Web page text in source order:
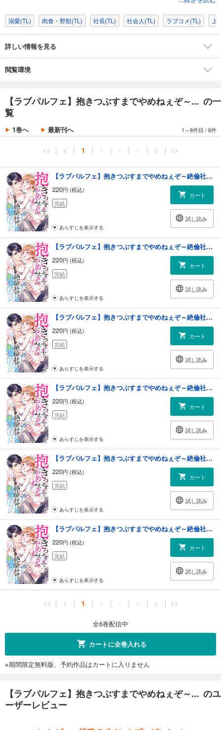
※本書は「ラブパルフェVOL.35」に収録されています。重複購入にご注意
ください。
溺愛(TL) 肉食・野獣(TL) 社長(TL) 社会人(TL) ラブコメ(TL) 上
詳しい情報を見る
閲覧環境
【ラブパルフェ】抱きつぶすまでやめねぇぞ～... の一
覧
1巻へ 最新刊へ 1～6件目 /6件
<< < 1 ・ ・ ・ > >>
【ラブパルフェ】抱きつぶすまでやめねぇぞ～絶倫社長と蜜甘マリッジ 1
220円 (税込)
完結
カート
試し読み
あらすじを表示する
【ラブパルフェ】抱きつぶすまでやめねぇぞ～絶倫社長と蜜甘マリッジ 2
220円 (税込)
完結
カート
試し読み
あらすじを表示する
【ラブパルフェ】抱きつぶすまでやめねぇぞ～絶倫社長と蜜甘マリッジ 3
220円 (税込)
完結
カート
試し読み
あらすじを表示する
【ラブパルフェ】抱きつぶすまでやめねぇぞ～絶倫社長と蜜甘マリッジ 4
220円 (税込)
完結
カート
試し読み
あらすじを表示する
【ラブパルフェ】抱きつぶすまでやめねぇぞ～絶倫社長と蜜甘マリッジ 5
220円 (税込)
完結
カート
試し読み
あらすじを表示する
【ラブパルフェ】抱きつぶすまでやめねぇぞ～絶倫社長と蜜甘マリッジ 6
220円 (税込)
完結
カート
試し読み
あらすじを表示する
<< < 1 ・ ・ ・ > >>
全6巻配信中
カートに全巻入れる
※期間限定無料版、予約作品はカートに入りません
【ラブパルフェ】抱きつぶすまでやめねぇぞ～... のユ
ーザーレビュー